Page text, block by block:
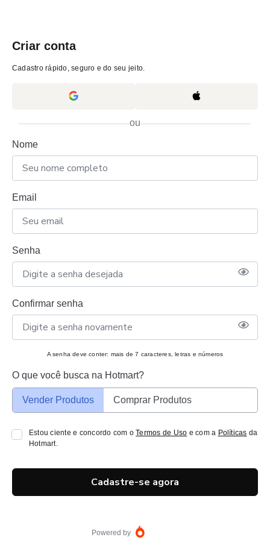
Criar conta
Cadastro rápido, seguro e do seu jeito.
ou
Nome
Email
Senha
Confirmar senha
A senha deve conter: mais de 7 caracteres, letras e números
O que você busca na Hotmart?
Vender Produtos Comprar Produtos
Estou ciente e concordo com oTermos de Uso e com a Políticas da
Hotmart.
Cadastre-se agora
Powered by